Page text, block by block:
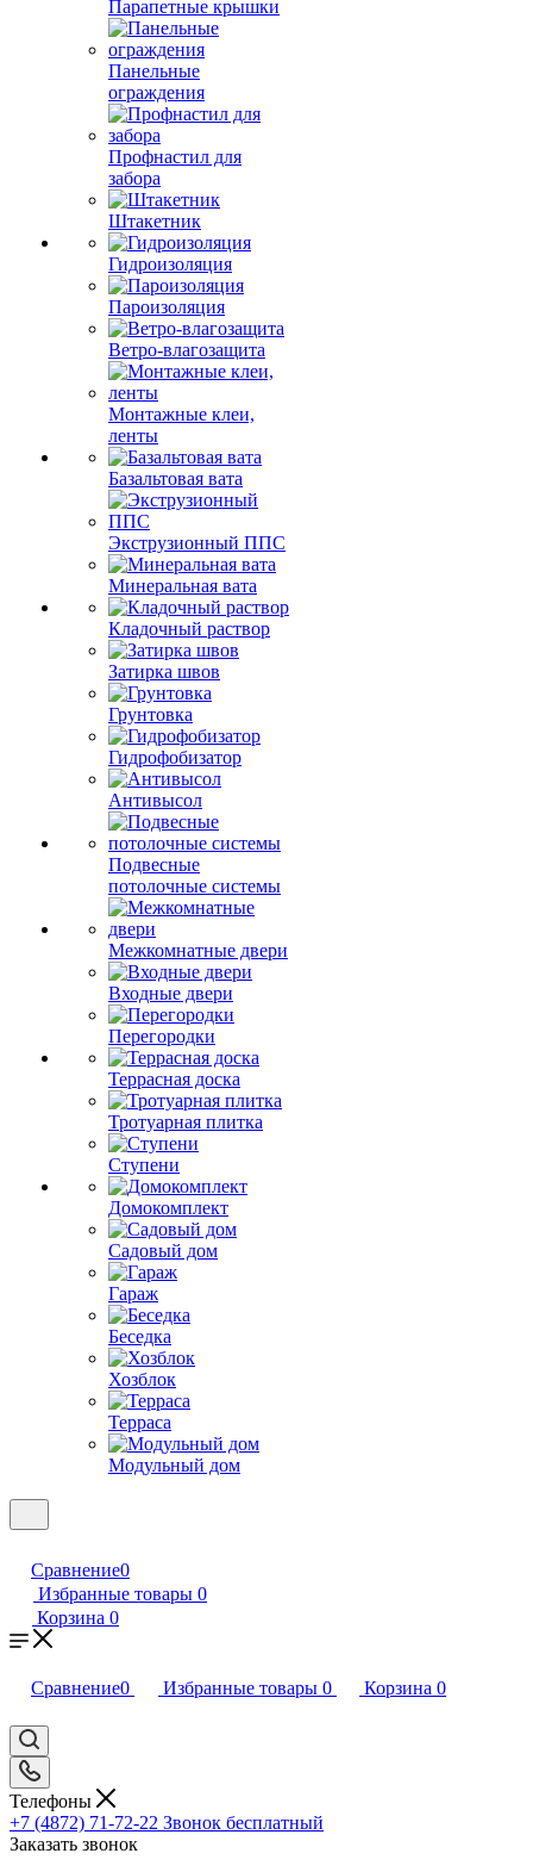
Парапетные крышки
Панельные
ограждения
Профнастил для
забора
Штакетник
Гидроизоляция
Пароизоляция
Ветро-влагозащита
Монтажные клеи,
ленты
Базальтовая вата
Экструзионный ППС
Минеральная вата
Кладочный раствор
Затирка швов
Грунтовка
Гидрофобизатор
Антивысол
Подвесные
потолочные системы
Межкомнатные двери
Входные двери
Перегородки
Террасная доска
Тротуарная плитка
Ступени
Домокомплект
Садовый дом
Гараж
Беседка
Хозблок
Терраса
Модульный дом
Сравнение0
Избранные товары 0
Корзина 0
Сравнение0 Избранные товары 0 Корзина 0
Телефоны
+7 (4872) 71-72-22 Звонок бесплатный
Заказать звонок